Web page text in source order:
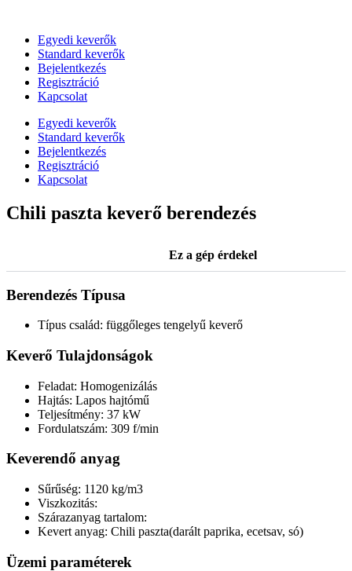
contentEgyedi keverők
Standard keverők
Bejelentkezés
Regisztráció
Kapcsolat
Egyedi keverők
Standard keverők
Bejelentkezés
Regisztráció
Kapcsolat
Chili paszta keverő berendezés
Ez a gép érdekel
Berendezés Típusa
Típus család: függőleges tengelyű keverő
Keverő Tulajdonságok
Feladat: Homogenizálás
Hajtás: Lapos hajtómű
Teljesítmény: 37 kW
Fordulatszám: 309 f/min
Keverendő anyag
Sűrűség: 1120 kg/m3
Viszkozitás:
Szárazanyag tartalom:
Kevert anyag: Chili paszta(darált paprika, ecetsav, só)
Üzemi paraméterek